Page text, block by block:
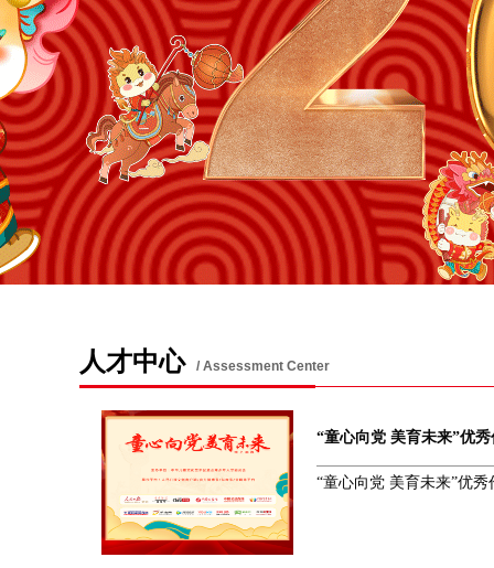
人才中心 / Assessment Center
“童心向党 美育未来”优
“童心向党 美育未来”优秀